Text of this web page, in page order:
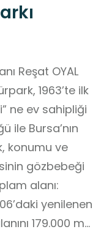
Reşat OYAL
1963’te ilk
ne ev sahipliği
ile Bursa’nın
konumu ve
gözbebeği
alanı:
yenilenen
179.000 m2